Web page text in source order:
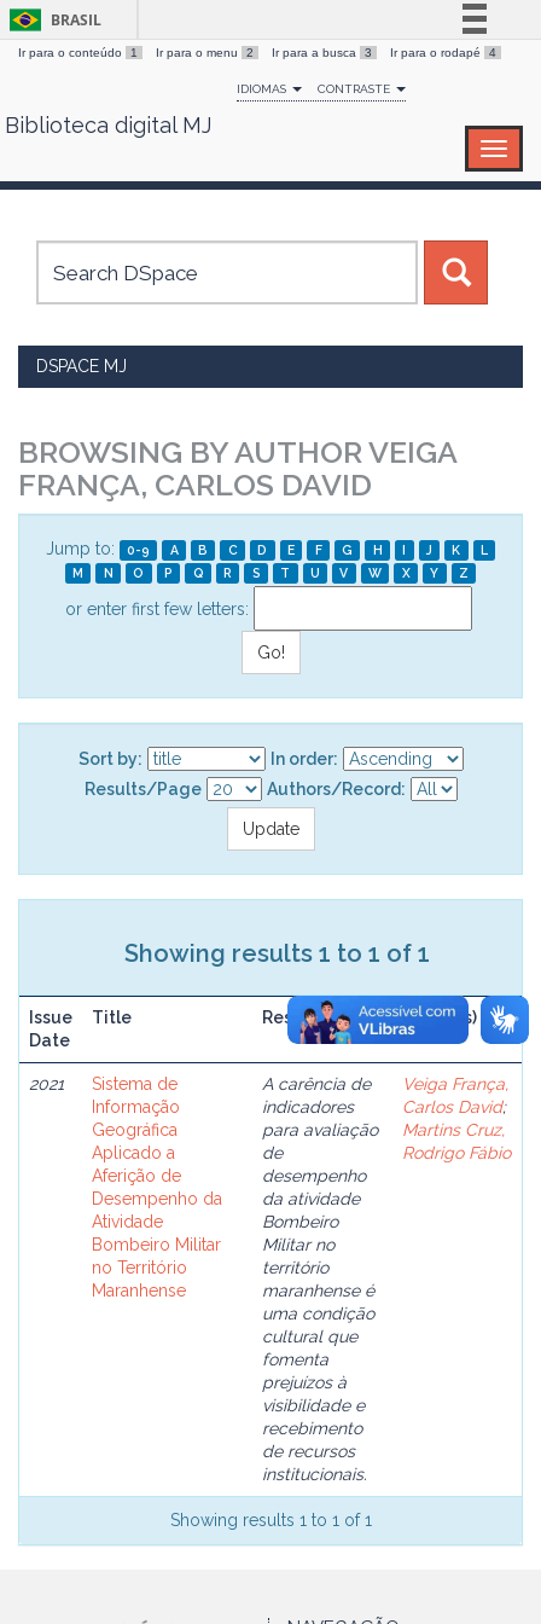
Skip
BRASIL
Simplifique!
Comunica BR
Canais
Ir para o conteúdo 1 Ir para o menu 2 Ir para a busca 3 Ir para o rodapé 4
IDIOMAS CONTRASTE
Biblioteca digital MJ
DSPACE MJ
BROWSING BY AUTHOR VEIGA
FRANÇA, CARLOS DAVID
Jump to: 0-9 A B C D E F G H I J K
L
M
N O P Q R S T U V W X Y Z
or enter first few letters:
Sort by:
In order:
Results/Page
Authors/Record:
Showing results 1 to 1 of 1
Issue
Date
Title Resume Author(s)
2021
Sistema de
Informação
Geográfica
Aplicado a
Aferição de
Desempenho da
Atividade
Bombeiro Militar
no Território
Maranhense
A carência de
indicadores
para avaliação
de
desempenho
da atividade
Bombeiro
Militar no
território
maranhense é
uma condição
cultural que
fomenta
prejuízos à
visibilidade e
recebimento
de recursos
institucionais.
Veiga França,
Carlos David;
Martins Cruz,
Rodrigo Fábio
Showing results 1 to 1 of 1